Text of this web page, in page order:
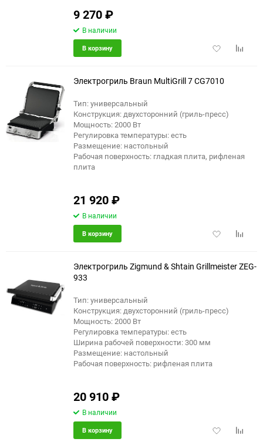
9 270₽
В наличии
Добавить
В корзину
Электрогриль Braun MultiGrill 7 CG7010
Тип: универсальный
Конструкция: двухсторонний (гриль-пресс)
Мощность: 2000 Вт
Регулировка температуры: есть
Размещение: настольный
Рабочая поверхность: гладкая плита, рифленая
плита
21 920₽
В наличии
Добавить
В корзину
Электрогриль Zigmund & Shtain Grillmeister ZEG-
933
Тип: универсальный
Конструкция: двухсторонний (гриль-пресс)
Мощность: 2000 Вт
Регулировка температуры: есть
Ширина рабочей поверхности: 300 мм
Размещение: настольный
Рабочая поверхность: рифленая плита
20 910₽
В наличии
Добавить
В корзину